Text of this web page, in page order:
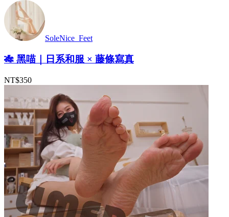
SoleNice_Feet
🎋 黑喵｜日系和服 × 藤條寫真
NT$350